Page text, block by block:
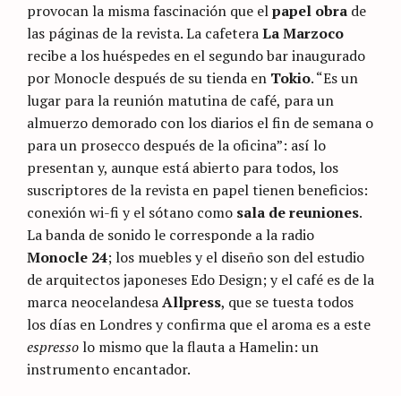
provocan la misma fascinación que elpapel obra de
las páginas de la revista. La cafeteraLa Marzoco
recibe a los huéspedes en el segundo bar inaugurado
por Monocle después de su tienda en Tokio. “Es un
lugar para la reunión matutina de café, para un
almuerzo demorado con los diarios el fin de semana o
para un prosecco después de la oficina”: así lo
presentan y, aunque está abierto para todos, los
suscriptores de la revista en papel tienen beneficios:
conexión wi-fi y el sótano como sala de reuniones.
La banda de sonido le corresponde a la radio
Monocle 24; los muebles y el diseño son del estudio
de arquitectos japoneses Edo Design; y el café es de la
marca neocelandesaAllpress, que se tuesta todos
los días en Londres y confirma que el aroma es a este
espresso lo mismo que la flauta a Hamelin: un
instrumento encantador.